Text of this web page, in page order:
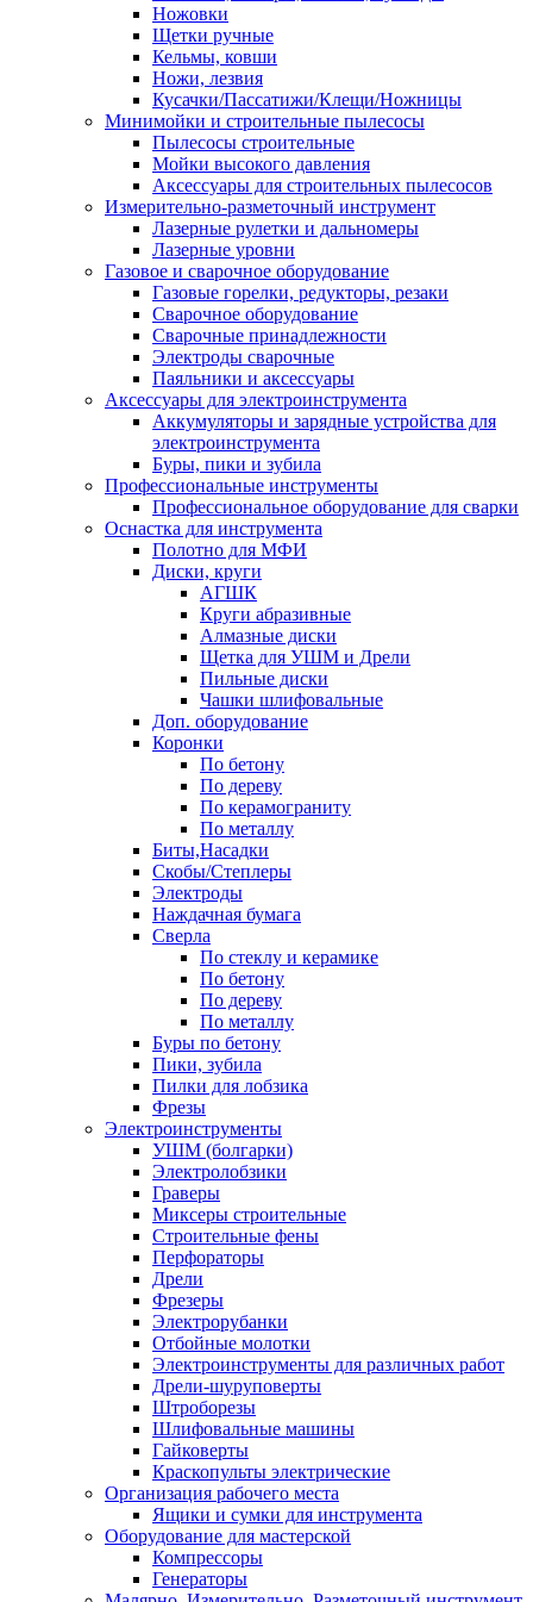
Ножовки
Щетки ручные
Кельмы, ковши
Ножи, лезвия
Кусачки/Пассатижи/Клещи/Ножницы
Минимойки и строительные пылесосы
Пылесосы строительные
Мойки высокого давления
Аксессуары для строительных пылесосов
Измерительно-разметочный инструмент
Лазерные рулетки и дальномеры
Лазерные уровни
Газовое и сварочное оборудование
Газовые горелки, редукторы, резаки
Сварочное оборудование
Сварочные принадлежности
Электроды сварочные
Паяльники и аксессуары
Аксессуары для электроинструмента
Аккумуляторы и зарядные устройства для
электроинструмента
Буры, пики и зубила
Профессиональные инструменты
Профессиональное оборудование для сварки
Оснастка для инструмента
Полотно для МФИ
Диски, круги
АГШК
Круги абразивные
Алмазные диски
Щетка для УШМ и Дрели
Пильные диски
Чашки шлифовальные
Доп. оборудование
Коронки
По бетону
По дереву
По керамограниту
По металлу
Биты,Насадки
Скобы/Степлеры
Электроды
Наждачная бумага
Сверла
По стеклу и керамике
По бетону
По дереву
По металлу
Буры по бетону
Пики, зубила
Пилки для лобзика
Фрезы
Электроинструменты
УШМ (болгарки)
Электролобзики
Граверы
Миксеры строительные
Строительные фены
Перфораторы
Дрели
Фрезеры
Электрорубанки
Отбойные молотки
Электроинструменты для различных работ
Дрели-шуруповерты
Штроборезы
Шлифовальные машины
Гайковерты
Краскопульты электрические
Организация рабочего места
Ящики и сумки для инструмента
Оборудование для мастерской
Компрессоры
Генераторы